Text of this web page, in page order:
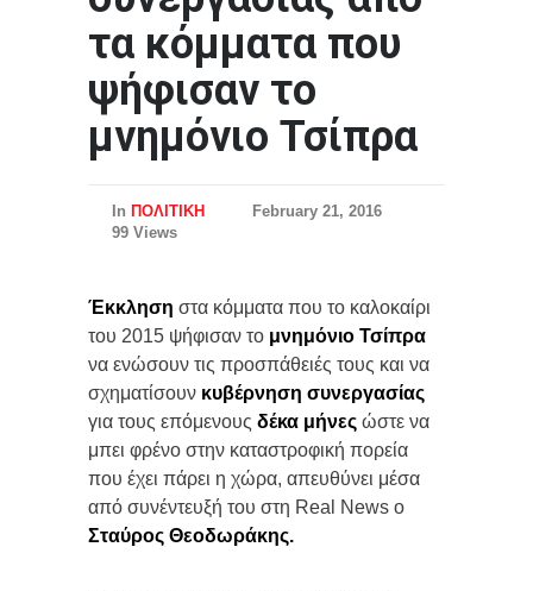
τα κόμματα που
ψήφισαν το
μνημόνιο Τσίπρα
In ΠΟΛΙΤΙΚΗ
February 21, 2016
99 Views
Έκκληση στα κόμματα που το καλοκαίρι
του 2015 ψήφισαν το μνημόνιο Τσίπρα
να ενώσουν τις προσπάθειές τους και να
σχηματίσουν κυβέρνηση συνεργασίας
για τους επόμενους δέκα μήνες ώστε να
μπει φρένο στην καταστροφική πορεία
που έχει πάρει η χώρα, απευθύνει μέσα
από συνέντευξή του στη Real News ο
Σταύρος Θεοδωράκης.